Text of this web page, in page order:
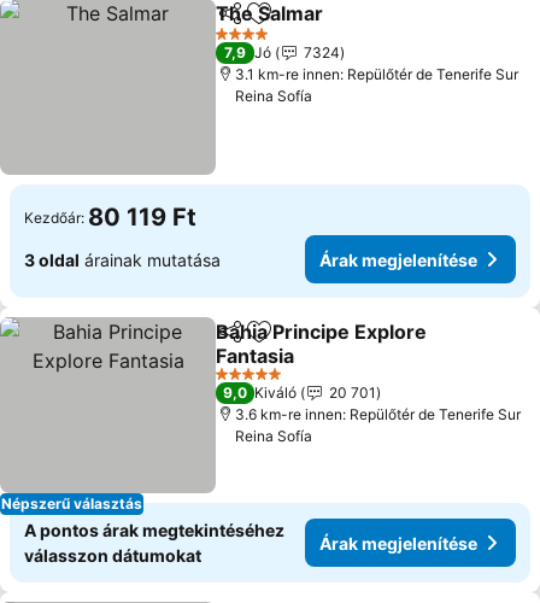
Megosztás
Hozzáadás a kedvencekhez
The Salmar
4 Kategória
7,9 Jó
7324
3.1 km-re innen: Repülőtér de Tenerife Sur
Reina Sofía
Kezdőár: 80 119 Ft
3 oldal árainak mutatása Árak megjelenítése
Népszerű választás
Megosztás
Hozzáadás a kedvencekhez
Bahia Principe Explore
Fantasia
Árak megjelenítése
5 Kategória
9,0 Kiváló
20 701
3.6 km-re innen: Repülőtér de Tenerife Sur
Reina Sofía
A pontos árak megtekintéséhez
válasszon dátumokat
Árak megjelenítése